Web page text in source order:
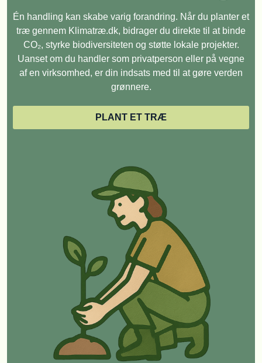
Én handling kan skabe varig forandring. Når du planter et
træ gennem Klimatræ.dk, bidrager du direkte til at binde
CO₂, styrke biodiversiteten og støtte lokale projekter.
Uanset om du handler som privatperson eller på vegne
af en virksomhed, er din indsats med til at gøre verden
grønnere.
PLANT ET TRÆ